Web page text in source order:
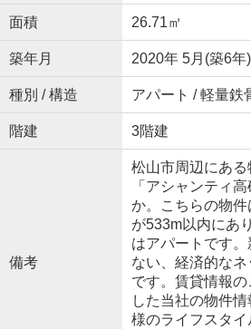
面積 26.71㎡
築年月 2020年 5月(築6年)
種別 / 構造 アパート / 軽量鉄
階建 3階建
備考
松山市周辺にあ
「アシャンティ
か。こちらの物
が533m以内にあ
はアパートです
ない、経済的な
です。賃貸情報
した当社の物件
様のライフスタ